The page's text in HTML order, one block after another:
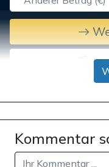
Kommentar